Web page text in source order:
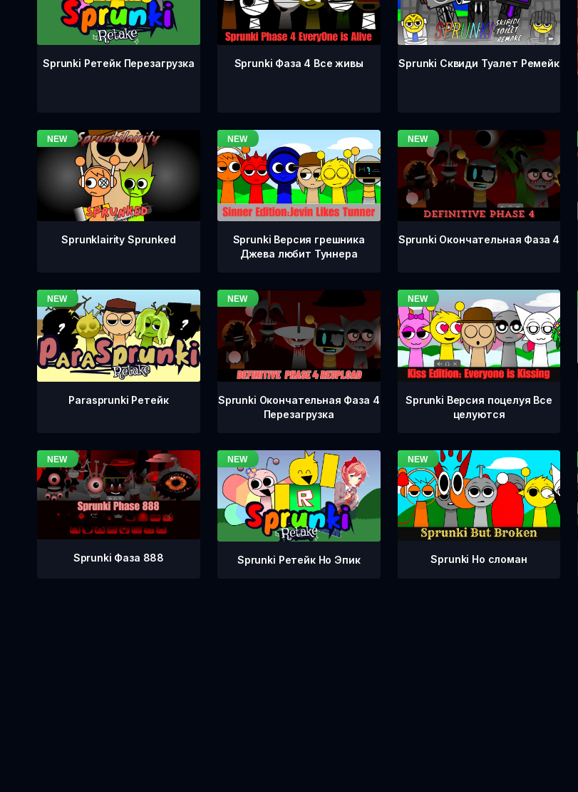
Sprunki Ретейк Перезагрузка Sprunki Фаза 4 Все живы Sprunki Сквиди Туалет Ремейк
Sprunklairity Sprunked
Sprunki Версия грешника
Джева любит Туннера
Sprunki Окончательная Фаза 4
Parasprunki Ретейк
Sprunki Окончательная Фаза 4
Перезагрузка
Sprunki Версия поцелуя Все
целуются
Sprunki Фаза 888 Sprunki Ретейк Но Эпик Sprunki Но сломан